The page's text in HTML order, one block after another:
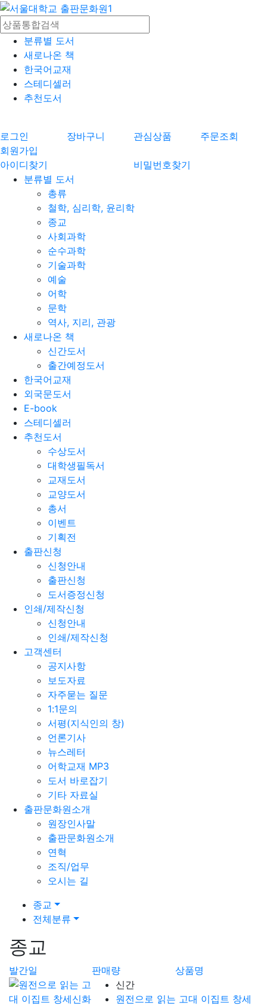
분류별 도서
새로나온 책
한국어교재
스테디셀러
추천도서
로그인 장바구니 관심상품
주문조회
회원가입
아이디찾기
비밀번호찾기
분류별 도서
총류
철학, 심리학, 윤리학
종교
사회과학
순수과학
기술과학
예술
어학
문학
역사, 지리, 관광
새로나온 책
신간도서
출간예정도서
한국어교재
외국문도서
E-book
스테디셀러
추천도서
수상도서
대학생필독서
교재도서
교양도서
총서
이벤트
기획전
출판신청
신청안내
출판신청
도서증정신청
인쇄/제작신청
신청안내
인쇄/제작신청
고객센터
공지사항
보도자료
자주묻는 질문
1:1문의
서평(지식인의 창)
언론기사
뉴스레터
어학교재 MP3
도서 바로잡기
기타 자료실
출판문화원소개
원장인사말
출판문화원소개
연혁
조직/업무
오시는 길
종교
전체분류
종교
발간일 판매량
상품명
신간
원전으로 읽는 고대 이집트 창세